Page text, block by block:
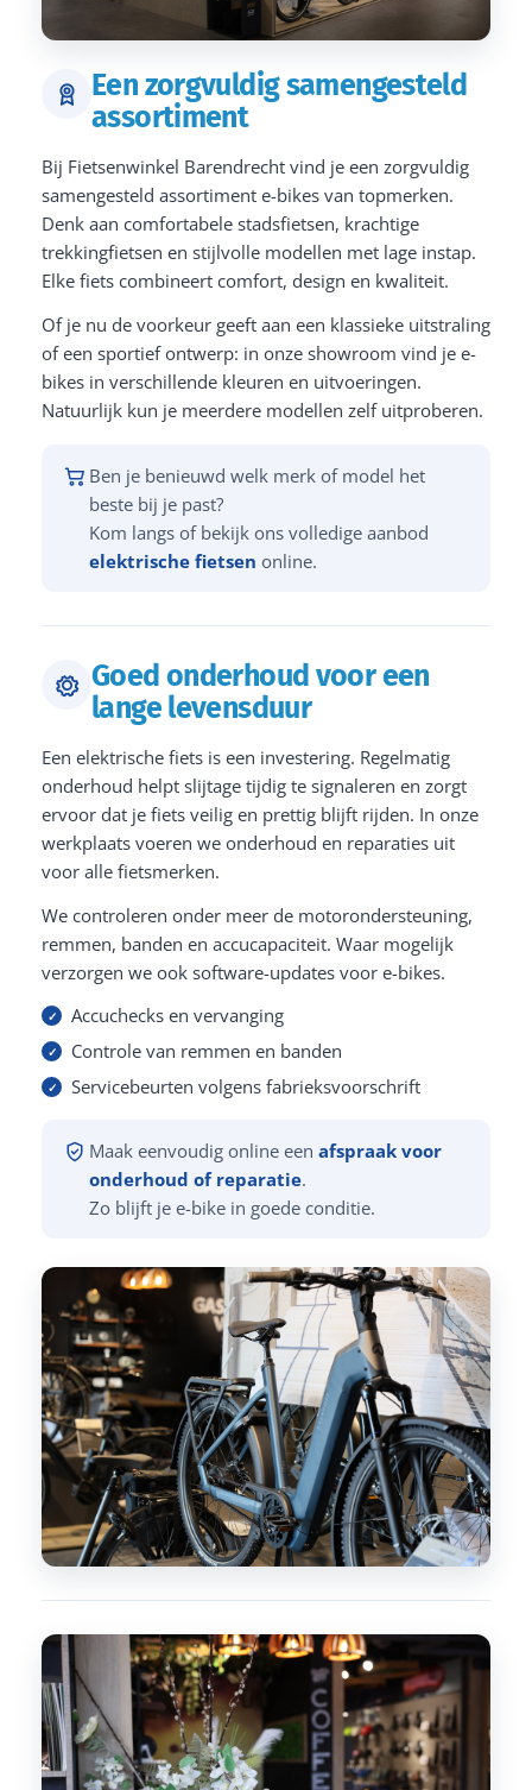
Een zorgvuldig samengesteld
assortiment
Bij Fietsenwinkel Barendrecht vind je een zorgvuldig
samengesteld assortiment e-bikes van topmerken.
Denk aan comfortabele stadsfietsen, krachtige
trekkingfietsen en stijlvolle modellen met lage instap.
Elke fiets combineert comfort, design en kwaliteit.
Of je nu de voorkeur geeft aan een klassieke uitstraling
of een sportief ontwerp: in onze showroom vind je e-
bikes in verschillende kleuren en uitvoeringen.
Natuurlijk kun je meerdere modellen zelf uitproberen.
Ben je benieuwd welk merk of model het
beste bij je past?
Kom langs of bekijk ons volledige aanbod
elektrische fietsen online.
Goed onderhoud voor een
lange levensduur
Een elektrische fiets is een investering. Regelmatig
onderhoud helpt slijtage tijdig te signaleren en zorgt
ervoor dat je fiets veilig en prettig blijft rijden. In onze
werkplaats voeren we onderhoud en reparaties uit
voor alle fietsmerken.
We controleren onder meer de motorondersteuning,
remmen, banden en accucapaciteit. Waar mogelijk
verzorgen we ook software-updates voor e-bikes.
Accuchecks en vervanging
Controle van remmen en banden
Servicebeurten volgens fabrieksvoorschrift
Maak eenvoudig online een afspraak voor
onderhoud of reparatie.
Zo blijft je e-bike in goede conditie.